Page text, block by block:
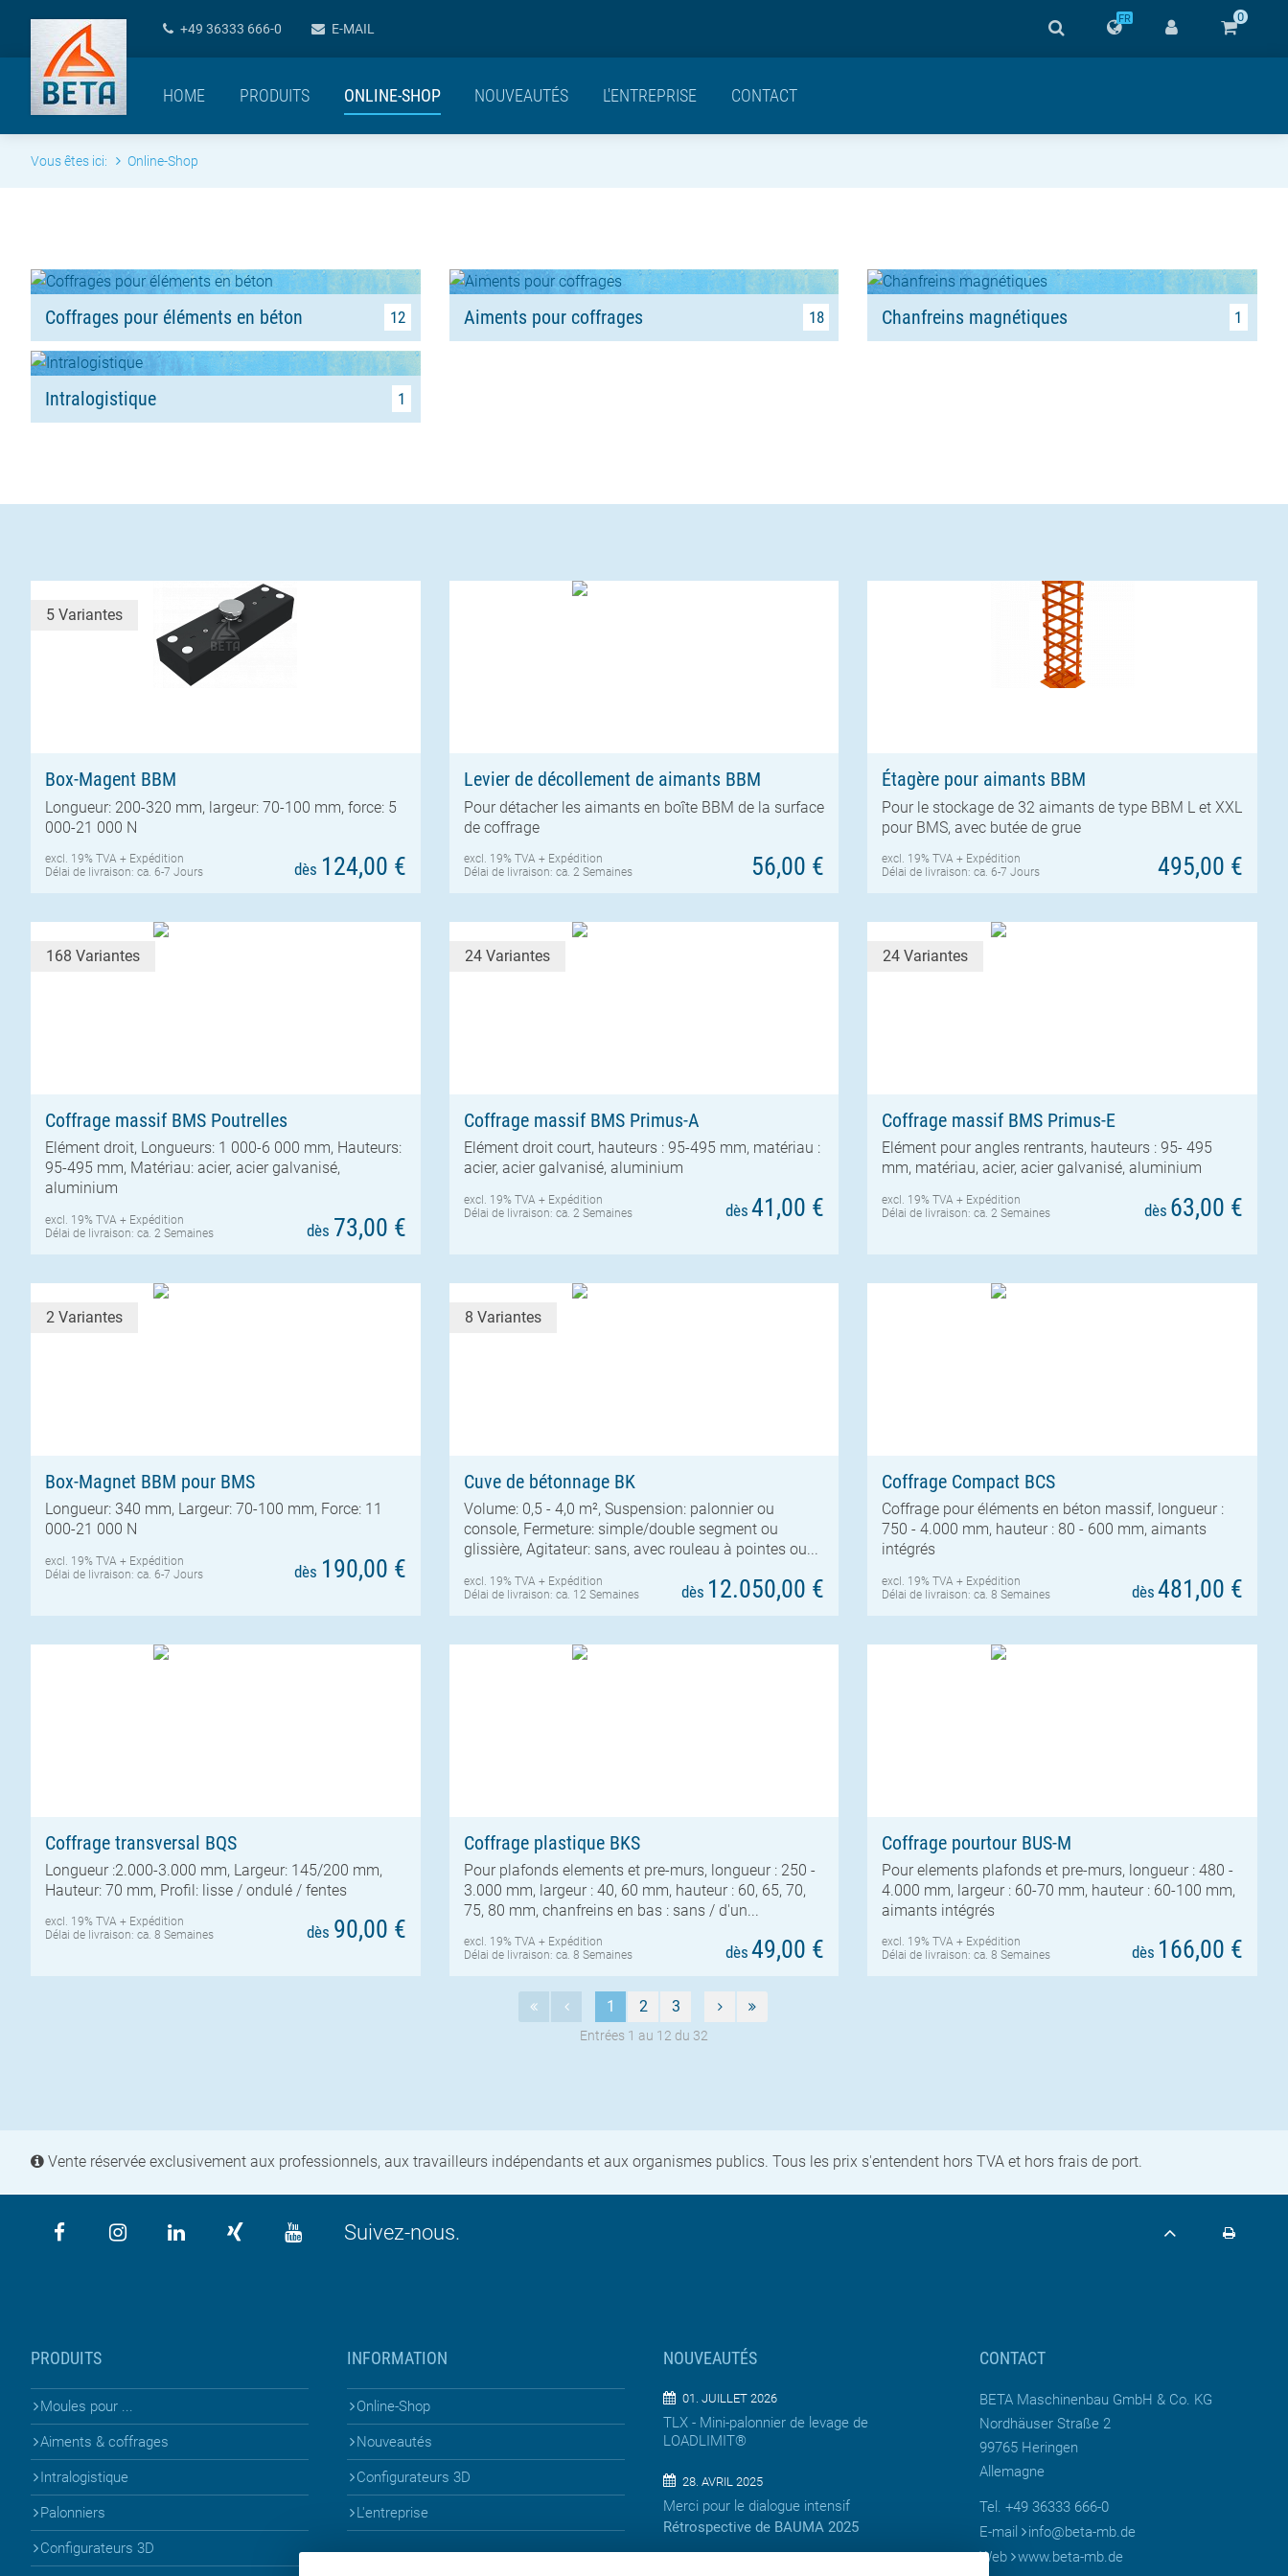
+49 36333 666-0 E-MAIL
0
FR
HOME PRODUITS ONLINE-SHOP NOUVEAUTÉS L'ENTREPRISE CONTACT
Vous êtes ici: Online-Shop
Coffrages pour éléments en béton 12 Aiments pour coffrages 18 Chanfreins magnétiques 1
Intralogistique 1
5 Variantes
Box-Magent BBM
Longueur: 200-320 mm, largeur: 70-100 mm, force: 5
000-21 000 N
dès 124,00 €
excl. 19% TVA + Expédition
Délai de livraison: ca. 6-7 Jours
Levier de décollement de aimants BBM
Pour détacher les aimants en boîte BBM de la surface
de coffrage
56,00 €
excl. 19% TVA + Expédition
Délai de livraison: ca. 2 Semaines
Étagère pour aimants BBM
Pour le stockage de 32 aimants de type BBM L et XXL
pour BMS, avec butée de grue
495,00 €
excl. 19% TVA + Expédition
Délai de livraison: ca. 6-7 Jours
168 Variantes
Coffrage massif BMS Poutrelles
Elément droit, Longueurs: 1 000-6 000 mm, Hauteurs:
95-495 mm, Matériau: acier, acier galvanisé,
aluminium
dès 73,00 €
excl. 19% TVA + Expédition
Délai de livraison: ca. 2 Semaines
24 Variantes
Coffrage massif BMS Primus-A
Elément droit court, hauteurs : 95-495 mm, matériau :
acier, acier galvanisé, aluminium
dès 41,00 €
excl. 19% TVA + Expédition
Délai de livraison: ca. 2 Semaines
24 Variantes
Coffrage massif BMS Primus-E
Elément pour angles rentrants, hauteurs : 95- 495
mm, matériau, acier, acier galvanisé, aluminium
dès 63,00 €
excl. 19% TVA + Expédition
Délai de livraison: ca. 2 Semaines
2 Variantes
Box-Magnet BBM pour BMS
Longueur: 340 mm, Largeur: 70-100 mm, Force: 11
000-21 000 N
dès 190,00 €
excl. 19% TVA + Expédition
Délai de livraison: ca. 6-7 Jours
8 Variantes
Cuve de bétonnage BK
Volume: 0,5 - 4,0 m², Suspension: palonnier ou
console, Fermeture: simple/double segment ou
glissière, Agitateur: sans, avec rouleau à pointes ou...
dès 12.050,00 €
excl. 19% TVA + Expédition
Délai de livraison: ca. 12 Semaines
Coffrage Compact BCS
Coffrage pour éléments en béton massif, longueur :
750 - 4.000 mm, hauteur : 80 - 600 mm, aimants
intégrés
dès 481,00 €
excl. 19% TVA + Expédition
Délai de livraison: ca. 8 Semaines
Coffrage transversal BQS
Longueur :2.000-3.000 mm, Largeur: 145/200 mm,
Hauteur: 70 mm, Profil: lisse / ondulé / fentes
dès 90,00 €
excl. 19% TVA + Expédition
Délai de livraison: ca. 8 Semaines
Coffrage plastique BKS
Pour plafonds elements et pre-murs, longueur : 250 -
3.000 mm, largeur : 40, 60 mm, hauteur : 60, 65, 70,
75, 80 mm, chanfreins en bas : sans / d'un...
dès 49,00 €
excl. 19% TVA + Expédition
Délai de livraison: ca. 8 Semaines
Coffrage pourtour BUS-M
Pour elements plafonds et pre-murs, longueur : 480 -
4.000 mm, largeur : 60-70 mm, hauteur : 60-100 mm,
aimants intégrés
dès 166,00 €
excl. 19% TVA + Expédition
Délai de livraison: ca. 8 Semaines
1 2 3
Entrées 1 au 12 du 32
Vente réservée exclusivement aux professionnels, aux travailleurs indépendants et aux organismes publics. Tous les prix s'entendent hors TVA et hors frais de port.
Suivez-nous.
PRODUITS
Moules pour ...
Aiments & coffrages
Intralogistique
Palonniers
Configurateurs 3D
INFORMATION
Online-Shop
Nouveautés
Configurateurs 3D
L'entreprise
NOUVEAUTÉS
01. JUILLET 2026
TLX - Mini-palonnier de levage de
LOADLIMIT®
28. AVRIL 2025
Merci pour le dialogue intensif
Rétrospective de BAUMA 2025
CONTACT
BETA Maschinenbau GmbH & Co. KG
Nordhäuser Straße 2
99765 Heringen
Allemagne
Tel. +49 36333 666-0
E-mail
info@beta-mb.de
Web
www.beta-mb.de